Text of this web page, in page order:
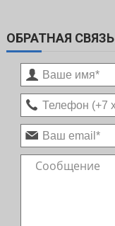
ОБРАТНАЯ СВЯЗЬ